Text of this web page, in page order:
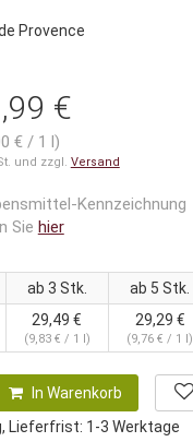
Provence
€
€ / 1 l)
und zzgl. Versand
Kennzeichnung
Sie hier
ab 3 Stk. ab 5 Stk.
29,49 €
(9,83 € / 1 l)
29,29 €
(9,76 € / 1 l)
In Warenkorb
Lieferfrist: 1-3 Werktage